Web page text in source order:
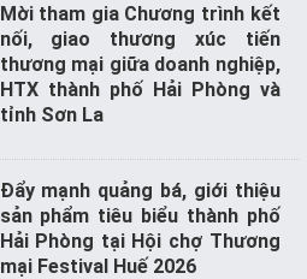
Mời tham gia Chương trình kết
nối, giao thương xúc tiến
thương mại giữa doanh nghiệp,
HTX thành phố Hải Phòng và
tỉnh Sơn La
Đẩy mạnh quảng bá, giới thiệu
sản phẩm tiêu biểu thành phố
Hải Phòng tại Hội chợ Thương
mại Festival Huế 2026